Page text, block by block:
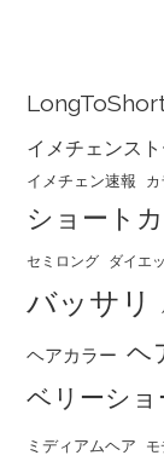
イメチェンス
イメチェン速報 カ
ショート
セミロング ダイエ
バッサリ
ヘアカラー ヘ
ベリーショ
ミディアムヘア モ